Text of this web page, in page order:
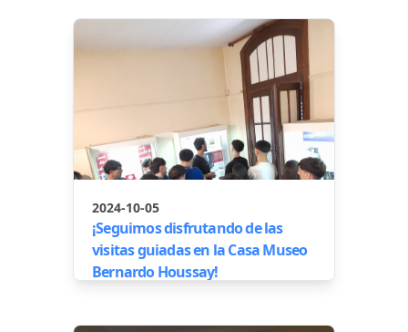
2024-10-05
¡Seguimos disfrutando de las
visitas guiadas en la Casa Museo
Bernardo Houssay!